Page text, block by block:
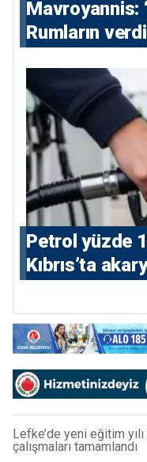
Mavroyannis:
Rumların
Petrol yüzde
Kıbrıs’ta
Lefke’de yeni eğitim
çalışmaları tamamlandı